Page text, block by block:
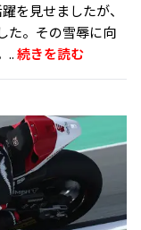
を見せましたが、
た。その雪辱に向
..続きを読む